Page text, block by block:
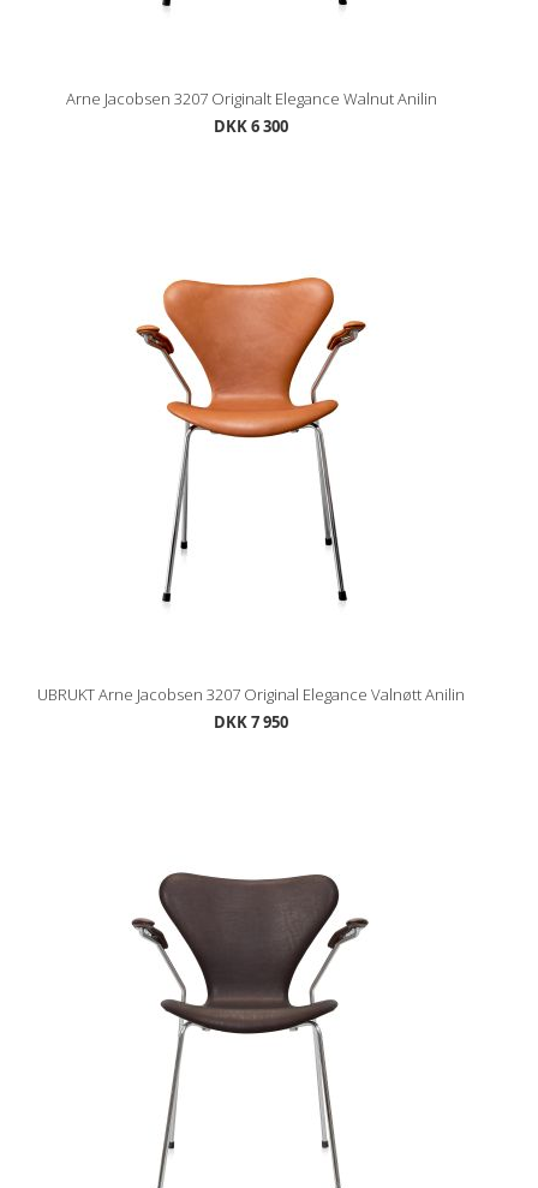
Arne Jacobsen 3207 Originalt Elegance Walnut Anilin
DKK 6 300
UBRUKT Arne Jacobsen 3207 Original Elegance Valnøtt Anilin
DKK 7 950